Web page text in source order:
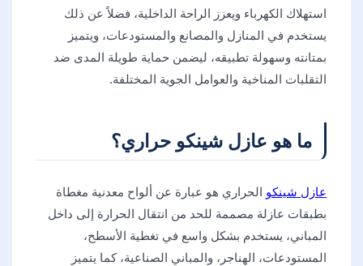
استهلاك الكهرباء ويعزز الراحة الداخلية، فضلاً عن ذلك
يستخدم في المنازل والمصانع والمستودعات، ويتميز
بمتانته وسهولة تطبيقه، ليضمن حماية طويلة المدى ضد
التقلبات المناخية والعوامل الجوية المختلفة.
ما هو عازل شينكو حراري؟
عازل شينكو الحراري هو عبارة عن ألواح معدنية مغطاة
بطبقات عازلة مصممة للحد من انتقال الحرارة إلى داخل
المباني، يستخدم بشكل واسع في تغطية الأسطح،
المستودعات، الهناجر، والمباني الصناعية، كما يتميز